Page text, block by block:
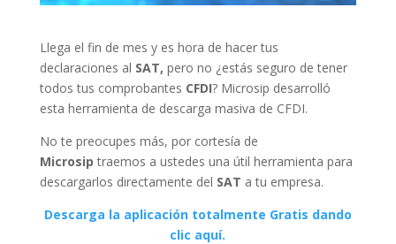
Llega el fin de mes y es hora de hacer tus
declaraciones al SAT, pero no ¿estás seguro de tener
todos tus comprobantes CFDI? Microsip desarrolló
esta herramienta de descarga masiva de CFDI.
No te preocupes más, por cortesía de
Microsiptraemos a ustedes una útil herramienta para
descargarlos directamente del SAT a tu empresa.
Descarga la aplicación totalmente Gratis dando
clic aquí.